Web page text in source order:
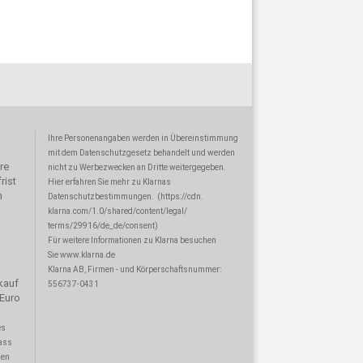
Ihre Personenangaben werden in Übereinstimmung
mit dem Datenschutzgesetz behandelt und werden
nicht zu Werbezwecken an Dritte weitergegeben.
Hier erfahren Sie mehr zu Klarnas
Datenschutzbestimmungen.
( https://cdn.
klarna.com/1.0/shared/content/legal/
terms/29916/de_de/consent)
Für weitere Informationen zu Klarna besuchen
Siewww.klarna.de
Klarna AB, Firmen - und Körperschaftsnummer:
556737-0431